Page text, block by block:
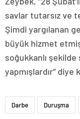
savlar tutarsız ve
Şimdi yargılanan
büyük hizmet
soğukkanlı
yapmışlardır” diye
Darbe Duruşma